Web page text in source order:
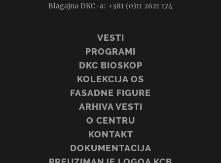
Blagajna DKC-a: +381 (0)11 2621 174
VESTI
PROGRAMI
DKC BIOSKOP
KOLEKCIJA OS
FASADNE FIGURE
ARHIVA VESTI
O CENTRU
KONTAKT
DOKUMENTACIJA